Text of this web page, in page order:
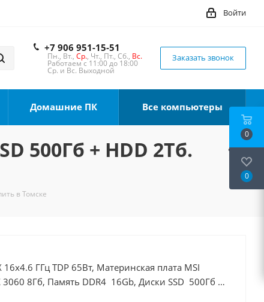
Войти
+7 906 951-15-51
Пн., Вт., Ср., Чт., Пт., Сб., Вс.
Работаем с 11:00 до 18:00
Ср. и Вс. Выходной
Заказать звонок
Домашние ПК Все компьютеры
500Гб + HDD 2Тб.
в Томске
ГГц TDP 65Вт, Материнская плата MSI
3060 8Гб, Память DDR4 16Gb, Диски SSD 500Гб +
0
0